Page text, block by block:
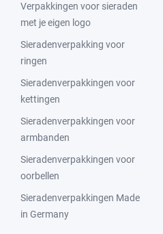
Verpakkingen voor sieraden
met je eigen logo
Sieradenverpakking voor
ringen
Sieradenverpakkingen voor
kettingen
Sieradenverpakkingen voor
armbanden
Sieradenverpakkingen voor
oorbellen
Sieradenverpakkingen Made
in Germany